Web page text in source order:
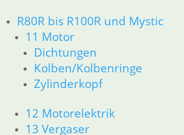
R80R bis R100R und Mystic
11 Motor
Dichtungen
Kolben/Kolbenringe
Zylinderkopf
12 Motorelektrik
13 Vergaser